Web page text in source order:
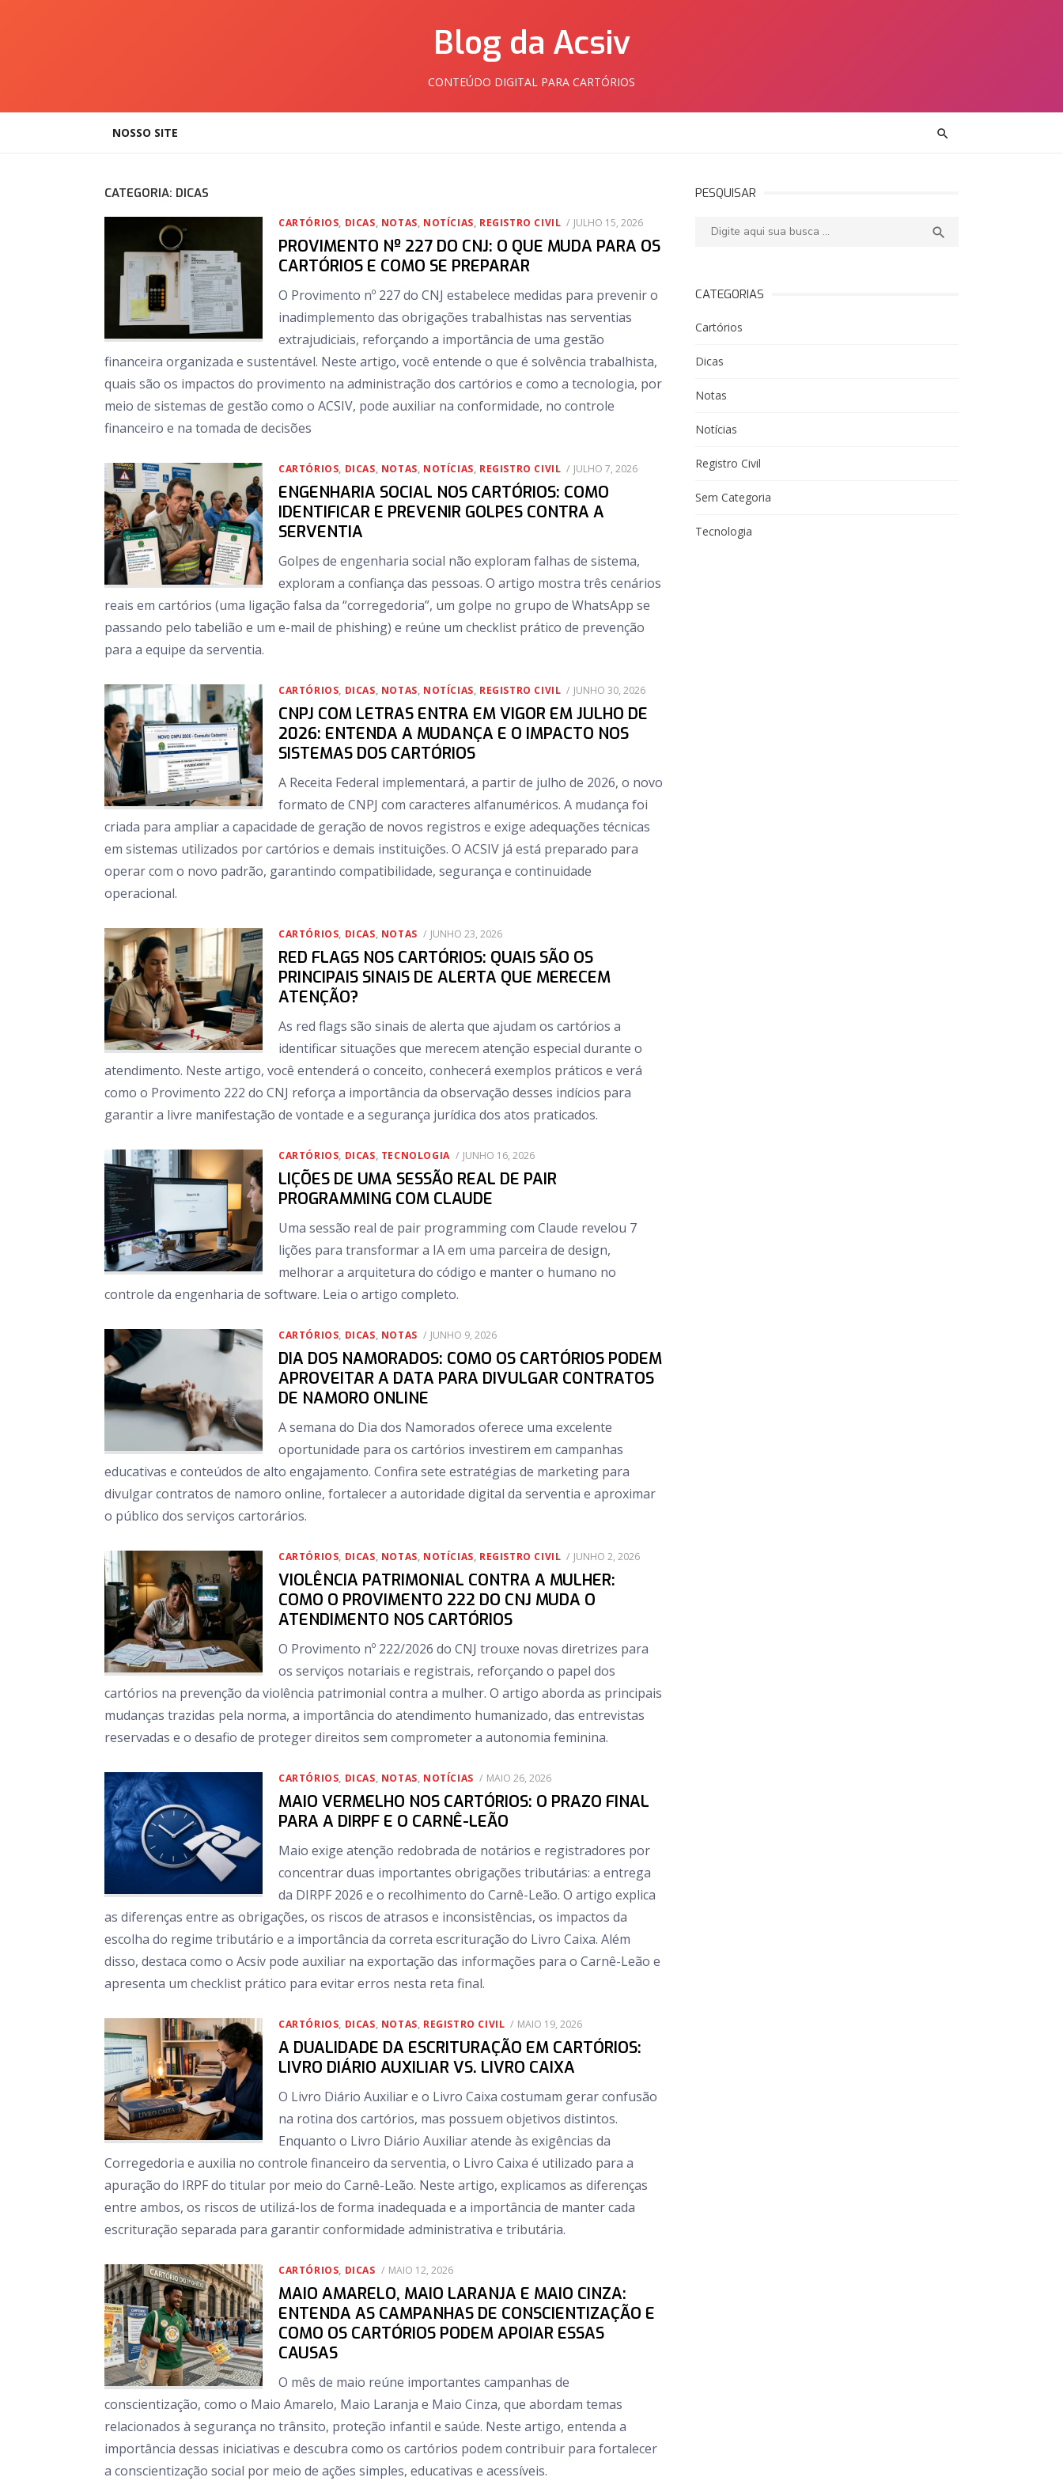
Blog da Acsiv
CONTEÚDO DIGITAL PARA CARTÓRIOS
NOSSO SITE
CATEGORIA: DICAS
CARTÓRIOS, DICAS, NOTAS, NOTÍCIAS, REGISTRO CIVIL
POSTED
JULHO 15, 2026
PROVIMENTO Nº 227 DO CNJ: O QUE MUDA PARA OS
CARTÓRIOS E COMO SE PREPARAR
O Provimento nº 227 do CNJ estabelece medidas para prevenir o
inadimplemento das obrigações trabalhistas nas serventias
extrajudiciais, reforçando a importância de uma gestão
financeira organizada e sustentável. Neste artigo, você entende o que é solvência trabalhista,
quais são os impactos do provimento na administração dos cartórios e como a tecnologia, por
meio de sistemas de gestão como o ACSIV, pode auxiliar na conformidade, no controle
financeiro e na tomada de decisões
CARTÓRIOS, DICAS, NOTAS, NOTÍCIAS, REGISTRO CIVIL
POSTED
JULHO 7, 2026
ENGENHARIA SOCIAL NOS CARTÓRIOS: COMO
IDENTIFICAR E PREVENIR GOLPES CONTRA A
SERVENTIA
Golpes de engenharia social não exploram falhas de sistema,
exploram a confiança das pessoas. O artigo mostra três cenários
reais em cartórios (uma ligação falsa da “corregedoria”, um golpe no grupo de WhatsApp se
passando pelo tabelião e um e-mail de phishing) e reúne um checklist prático de prevenção
para a equipe da serventia.
CARTÓRIOS, DICAS, NOTAS, NOTÍCIAS, REGISTRO CIVIL
POSTED
JUNHO 30, 2026
CNPJ COM LETRAS ENTRA EM VIGOR EM JULHO DE
2026: ENTENDA A MUDANÇA E O IMPACTO NOS
SISTEMAS DOS CARTÓRIOS
A Receita Federal implementará, a partir de julho de 2026, o novo
formato de CNPJ com caracteres alfanuméricos. A mudança foi
criada para ampliar a capacidade de geração de novos registros e exige adequações técnicas
em sistemas utilizados por cartórios e demais instituições. O ACSIV já está preparado para
operar com o novo padrão, garantindo compatibilidade, segurança e continuidade
operacional.
CARTÓRIOS, DICAS, NOTAS
POSTED
ON
JUNHO 23, 2026
RED FLAGS NOS CARTÓRIOS: QUAIS SÃO OS
PRINCIPAIS SINAIS DE ALERTA QUE MERECEM
ATENÇÃO?
As red flags são sinais de alerta que ajudam os cartórios a
identificar situações que merecem atenção especial durante o
atendimento. Neste artigo, você entenderá o conceito, conhecerá exemplos práticos e verá
como o Provimento 222 do CNJ reforça a importância da observação desses indícios para
garantir a livre manifestação de vontade e a segurança jurídica dos atos praticados.
CARTÓRIOS, DICAS, TECNOLOGIA
POSTED
JUNHO 16, 2026
LIÇÕES DE UMA SESSÃO REAL DE PAIR
PROGRAMMING COM CLAUDE
Uma sessão real de pair programming com Claude revelou 7
lições para transformar a IA em uma parceira de design,
melhorar a arquitetura do código e manter o humano no
controle da engenharia de software. Leia o artigo completo.
CARTÓRIOS, DICAS, NOTAS
POSTED
JUNHO 9, 2026
DIA DOS NAMORADOS: COMO OS CARTÓRIOS PODEM
APROVEITAR A DATA PARA DIVULGAR CONTRATOS
DE NAMORO ONLINE
A semana do Dia dos Namorados oferece uma excelente
oportunidade para os cartórios investirem em campanhas
educativas e conteúdos de alto engajamento. Confira sete estratégias de marketing para
divulgar contratos de namoro online, fortalecer a autoridade digital da serventia e aproximar
o público dos serviços cartorários.
CARTÓRIOS, DICAS, NOTAS, NOTÍCIAS, REGISTRO CIVIL
POSTED
JUNHO 2, 2026
VIOLÊNCIA PATRIMONIAL CONTRA A MULHER:
COMO O PROVIMENTO 222 DO CNJ MUDA O
ATENDIMENTO NOS CARTÓRIOS
O Provimento nº 222/2026 do CNJ trouxe novas diretrizes para
os serviços notariais e registrais, reforçando o papel dos
cartórios na prevenção da violência patrimonial contra a mulher. O artigo aborda as principais
mudanças trazidas pela norma, a importância do atendimento humanizado, das entrevistas
reservadas e o desafio de proteger direitos sem comprometer a autonomia feminina.
CARTÓRIOS, DICAS, NOTAS, NOTÍCIAS
POSTED
ON
MAIO 26, 2026
MAIO VERMELHO NOS CARTÓRIOS: O PRAZO FINAL
PARA A DIRPF E O CARNÊ-LEÃO
Maio exige atenção redobrada de notários e registradores por
concentrar duas importantes obrigações tributárias: a entrega
da DIRPF 2026 e o recolhimento do Carnê-Leão. O artigo explica
as diferenças entre as obrigações, os riscos de atrasos e inconsistências, os impactos da
escolha do regime tributário e a importância da correta escrituração do Livro Caixa. Além
disso, destaca como o Acsiv pode auxiliar na exportação das informações para o Carnê-Leão e
apresenta um checklist prático para evitar erros nesta reta final.
CARTÓRIOS, DICAS, NOTAS, REGISTRO CIVIL
POSTED
MAIO 19, 2026
A DUALIDADE DA ESCRITURAÇÃO EM CARTÓRIOS:
LIVRO DIÁRIO AUXILIAR VS. LIVRO CAIXA
O Livro Diário Auxiliar e o Livro Caixa costumam gerar confusão
na rotina dos cartórios, mas possuem objetivos distintos.
Enquanto o Livro Diário Auxiliar atende às exigências da
Corregedoria e auxilia no controle financeiro da serventia, o Livro Caixa é utilizado para a
apuração do IRPF do titular por meio do Carnê-Leão. Neste artigo, explicamos as diferenças
entre ambos, os riscos de utilizá-los de forma inadequada e a importância de manter cada
escrituração separada para garantir conformidade administrativa e tributária.
CARTÓRIOS, DICAS
POSTED
MAIO 12, 2026
MAIO AMARELO, MAIO LARANJA E MAIO CINZA:
ENTENDA AS CAMPANHAS DE CONSCIENTIZAÇÃO E
COMO OS CARTÓRIOS PODEM APOIAR ESSAS
CAUSAS
O mês de maio reúne importantes campanhas de
conscientização, como o Maio Amarelo, Maio Laranja e Maio Cinza, que abordam temas
relacionados à segurança no trânsito, proteção infantil e saúde. Neste artigo, entenda a
importância dessas iniciativas e descubra como os cartórios podem contribuir para fortalecer
a conscientização social por meio de ações simples, educativas e acessíveis.
PESQUISAR
Pesquisar: 
CATEGORIAS
Cartórios
Dicas
Notas
Notícias
Registro Civil
Sem Categoria
Tecnologia